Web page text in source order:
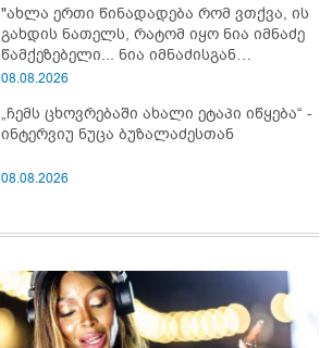
"ახლა ერთი წინადადება რომ ვთქვა, ის
გახდის ნათელს, რატომ იყო ნია იმნაძე
წამქეზებელი... ნია იმნაძისგან
გამოსული ინფორმაციაა ეს" - რას
08.08.2026
„ჩემს ცხოვრებაში ახალი ეტაპი იწყება“ -
ინტერვიუ ნუცა ბუზალაძესთან
08.08.2026